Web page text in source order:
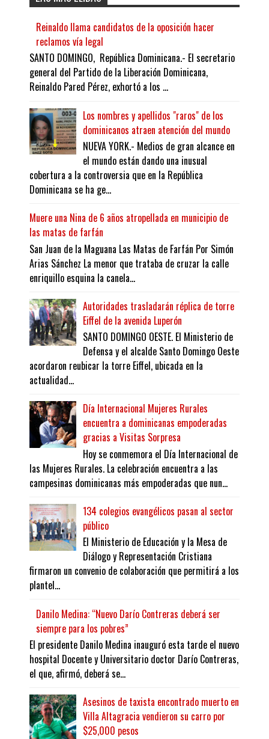
Reinaldo llama candidatos de la oposición hacer
reclamos vía legal
SANTO DOMINGO, República Dominicana.- El secretario
general del Partido de la Liberación Dominicana,
Reinaldo Pared Pérez, exhortó a los ...
Los nombres y apellidos "raros" de los
dominicanos atraen atención del mundo
NUEVA YORK.- Medios de gran alcance en
el mundo están dando una inusual
cobertura a la controversia que en la República
Dominicana se ha ge...
Muere una Nina de 6 años atropellada en municipio de
las matas de farfán
San Juan de la Maguana Las Matas de Farfán Por Simón
Arias Sánchez La menor que trataba de cruzar la calle
enriquillo esquina la canela...
Autoridades trasladarán réplica de torre
Eiffel de la avenida Luperón
SANTO DOMINGO OESTE. El Ministerio de
Defensa y el alcalde Santo Domingo Oeste
acordaron reubicar la torre Eiffel, ubicada en la
actualidad...
Día Internacional Mujeres Rurales
encuentra a dominicanas empoderadas
gracias a Visitas Sorpresa
Hoy se conmemora el Día Internacional de
las Mujeres Rurales. La celebración encuentra a las
campesinas dominicanas más empoderadas que nun...
134 colegios evangélicos pasan al sector
público
El Ministerio de Educación y la Mesa de
Diálogo y Representación Cristiana
firmaron un convenio de colaboración que permitirá a los
plantel...
Danilo Medina: “Nuevo Darío Contreras deberá ser
siempre para los pobres”
El presidente Danilo Medina inauguró esta tarde el nuevo
hospital Docente y Universitario doctor Darío Contreras,
el que, afirmó, deberá se...
Asesinos de taxista encontrado muerto en
Villa Altagracia vendieron su carro por
$25,000 pesos